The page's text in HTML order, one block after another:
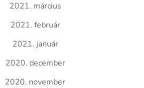
2021. március
2021. február
2021. január
2020. december
2020. november